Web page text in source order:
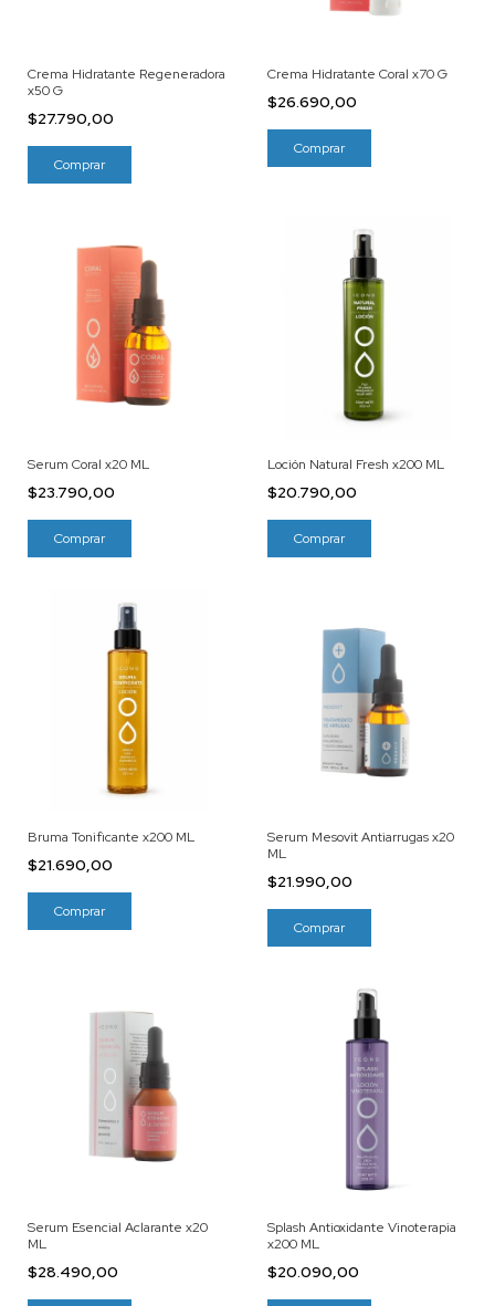
Crema Hidratante Regeneradora
x50 G
$27.790,00
Crema Hidratante Coral x70 G
$26.690,00
Serum Coral x20 ML
$23.790,00
Loción Natural Fresh x200 ML
$20.790,00
Bruma Tonificante x200 ML
$21.690,00
Serum Mesovit Antiarrugas x20
ML
$21.990,00
Serum Esencial Aclarante x20
ML
$28.490,00
Splash Antioxidante Vinoterapia
x200 ML
$20.090,00